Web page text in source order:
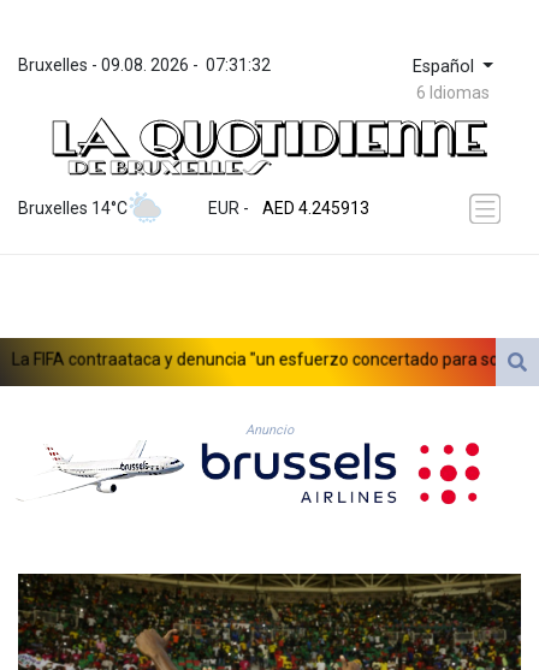
Bruxelles - 09.08. 2026 - 07:31:32 Español
6 Idiomas
Bruxelles 14°C EUR -
ZWL 372.275202
AED 4.245913
AFN 76.887634
ARS 1724.882567
AUD 1.638747
AZN 1.97002
BAM 1.955776
BBD 2.321671
BDT 142.688227
BMD 1.156136
BND 1.477082
BOB 13.69983
BRL 5.876989
contraataca y denuncia "un esfuerzo concertado para socavar a
Anuncio